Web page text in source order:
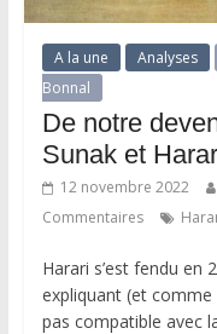
A la une Analyses
Bonnal
De notre
Sunak et
12 novembre 2022
Commentaires
Harari s’est fendu en
expliquant (et comme
pas compatible avec